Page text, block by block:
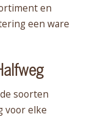
en
een ware
soorten
voor elke